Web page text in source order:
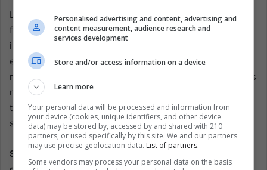
La decisión de Gol de acogerse al Capítulo 11 es un paso
fundamental para abordar sus desafíos financieros
inmediatos y sentar las bases para el crecimiento y la
estabilidad futuros. El enfoque de la aerolínea en
reestructurar sus finanzas mientras mantiene operaciones
normales es un acto de equilibrio, cuyo objetivo es
tranquilizar a los pasajeros y a las partes interesadas
sobre su viabilidad continua como aerolínea.
Sin embargo, el camino que le espera a Gol es
Personalised advertising and content, advertising and
content measurement, audience research and
services development
Store and/or access information on a device
Learn more
Your personal data will be processed and information from
your device (cookies, unique identifiers, and other device
data) may be stored by, accessed by and shared with 210
partners, or used specifically by this site. We and our partners
may use precise geolocation data. List of partners.
Some vendors may process your personal data on the basis